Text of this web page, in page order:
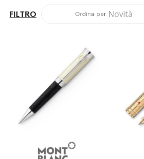
FILTRO Ordina per